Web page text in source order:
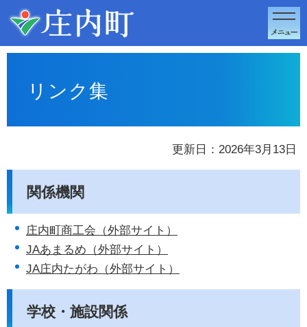
このページの本文へ移動
リンク集
更新日：2026年3月13日
関係機関
庄内町商工会（外部サイト）
JAあまるめ（外部サイト）
JA庄内たがわ（外部サイト）
学校・施設関係